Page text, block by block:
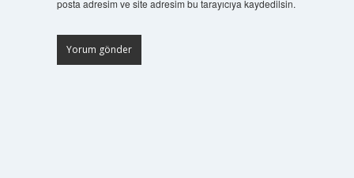
posta adresim ve site adresim bu tarayıcıya kaydedilsin.